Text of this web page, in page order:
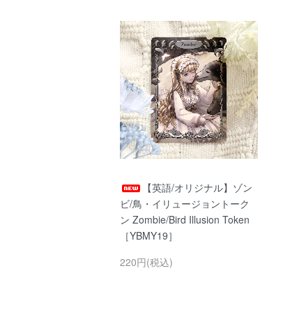
【英語/オリジナル】ゾン
ビ/鳥・イリュージョントーク
ン Zombie/Bird Illusion Token
［YBMY19］
220円(税込)